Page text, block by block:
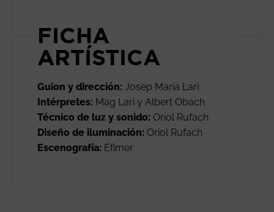
FICHA
ARTÍSTICA
Guion y dirección: Josep Maria Lari
Intérpretes: Mag Lari y Albert Obach
Técnico de luz y sonido: Oriol Rufach
Diseño de iluminación: Oriol Rufach
Escenografía: Efímer